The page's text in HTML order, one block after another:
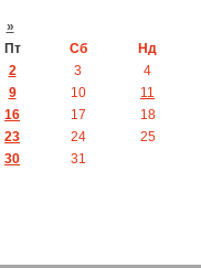
»
Пт Сб
Нд
2 3
4
9 10
11
16 17
18
23 24
25
30 31